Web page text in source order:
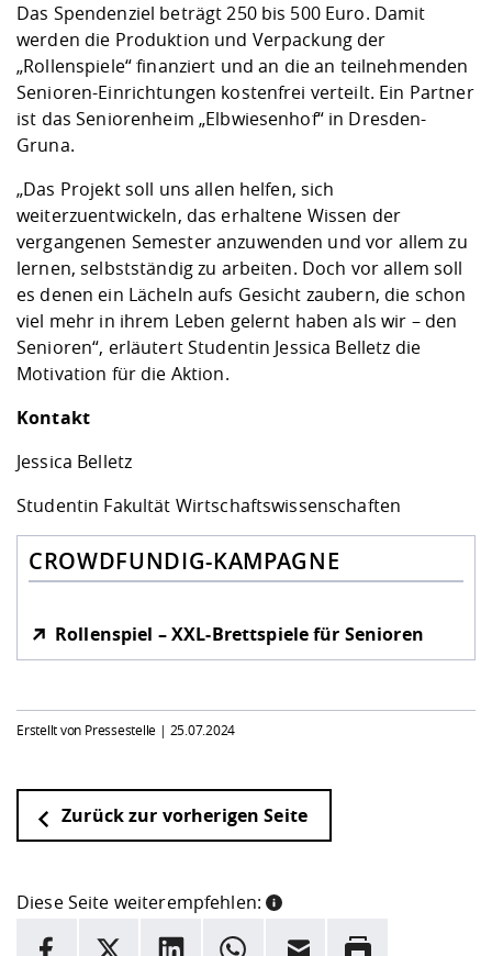
Das Spendenziel beträgt 250 bis 500 Euro. Damit
werden die Produktion und Verpackung der
„Rollenspiele“ finanziert und an die an teilnehmenden
Senioren-Einrichtungen kostenfrei verteilt. Ein Partner
ist das Seniorenheim „Elbwiesenhof“ in Dresden-
Gruna.
„Das Projekt soll uns allen helfen, sich
weiterzuentwickeln, das erhaltene Wissen der
vergangenen Semester anzuwenden und vor allem zu
lernen, selbstständig zu arbeiten. Doch vor allem soll
es denen ein Lächeln aufs Gesicht zaubern, die schon
viel mehr in ihrem Leben gelernt haben als wir – den
Senioren“, erläutert Studentin Jessica Belletz die
Motivation für die Aktion.
Kontakt
Jessica Belletz
Studentin Fakultät Wirtschaftswissenschaften
CROWDFUNDIG-KAMPAGNE
Rollenspiel – XXL-Brettspiele für Senioren
Erstellt von Pressestelle | 25.07.2024
Zurück zur vorherigen Seite
Diese Seite weiterempfehlen:
INFORMATION
Facebook
X LinkedInWhatsappE-Mail Drucken